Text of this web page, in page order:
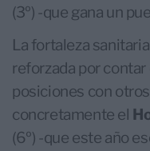
(3º) -que gana un
La fortaleza
reforzada por
posiciones con
concretamente el
(6º) -que este año